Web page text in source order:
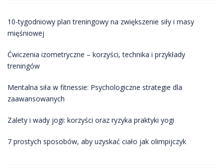
10-tygodniowy plan treningowy na zwiększenie siły i masy
mięśniowej
Ćwiczenia izometryczne – korzyści, technika i przykłady
treningów
Mentalna siła w fitnessie: Psychologiczne strategie dla
zaawansowanych
Zalety i wady jogi: korzyści oraz ryzyka praktyki yogi
7 prostych sposobów, aby uzyskać ciało jak olimpijczyk